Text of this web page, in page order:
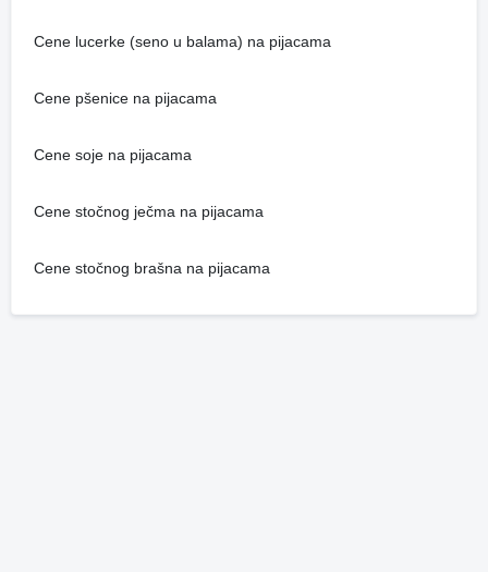
Cene lucerke (seno u balama) na pijacama
Cene pšenice na pijacama
Cene soje na pijacama
Cene stočnog ječma na pijacama
Cene stočnog brašna na pijacama